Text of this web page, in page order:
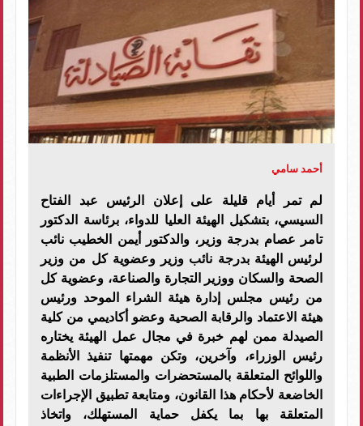
أحمد سامي
لم تمر أيام قليلة على إعلان الرئيس عبد الفتاح
السيسي، بتشكيل الهيئة العليا للدواء، برئاسة الدكتور
تامر عصام بدرجة وزير، والدكتور أيمن الخطيب نائب
لرئيس الهيئة بدرجة نائب وزير وعضوية كل من وزير
الصحة والسكان ووزير التجارة والصناعة، وعضوية كل
من رئيس مجلس إدارة هيئة الشراء الموحد ورئيس
هيئة الاعتماد والرقابة الصحية وعضو أكاديمي من كلية
الصيدلة ممن لهم خبرة في مجال عمل الهيئة يختاره
رئيس الوزراء، وآخرين، وتكن مهمتها تنفيذ الأنظمة
واللوائح المتعلقة بالمستحضرات والمستلزمات الطبية
الخاضعة لأحكام هذا القانون، ومتابعة تطبيق الإجراءات
المتعلقة بها بما يكفل حماية المستهلك، واتخاذ